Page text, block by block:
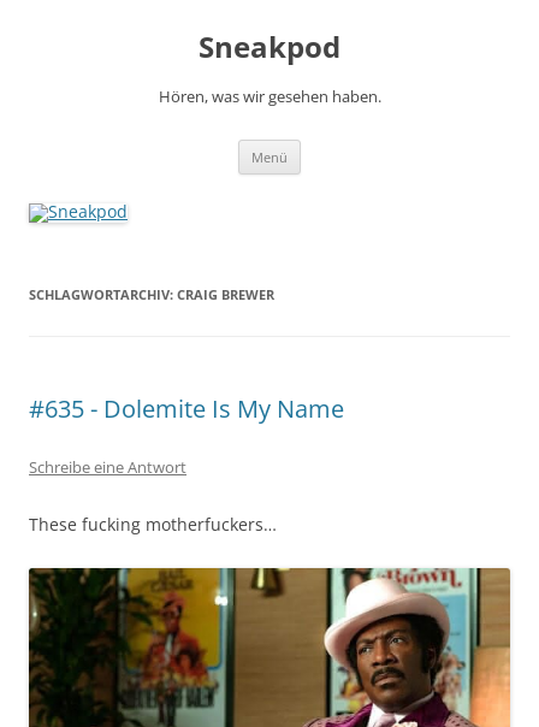
Sneakpod
Hören, was wir gesehen haben.
Menü
SCHLAGWORTARCHIV: CRAIG BREWER
#635 - Dolemite Is My Name
Schreibe eine Antwort
These fucking motherfuckers…